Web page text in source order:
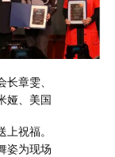
章雯、
娅、美国
祝福。
姿为现场